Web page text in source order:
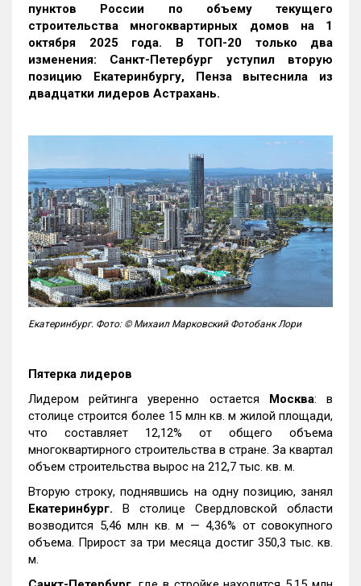
пунктов России по объему текущего
строительства многоквартирных домов на 1
октября 2025 года. В ТОП-20 только два
изменения: Санкт-Петербург уступил вторую
позицию Екатеринбургу, Пенза вытеснила из
двадцатки лидеров Астрахань.
Екатеринбург. Фото: © Михаил Марковский Фотобанк Лори
Пятерка лидеров
Лидером рейтинга уверенно остается Москва: в
столице строится более 15 млн кв. м жилой площади,
что составляет 12,12% от общего объема
многоквартирного строительства в стране. За квартал
объем строительства вырос на 212,7 тыс. кв. м.
Вторую строку, поднявшись на одну позицию, занял
Екатеринбург. В столице Свердловской области
возводится 5,46 млн кв. м — 4,36% от совокупного
объема. Прирост за три месяца достиг 350,3 тыс. кв.
м.